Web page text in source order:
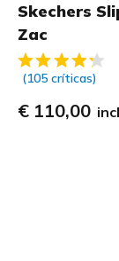
Skechers
Zac
4 de 5 –
(105 críticas)
€ 110,00